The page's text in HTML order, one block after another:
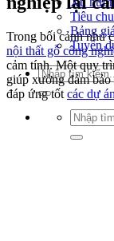
Tiêu
Bảng
Tuyển
Tìm
kiếm:
Tìm
kiếm:
Trong bối cảnh nhu
nội thất gỗ công
cảm tính. Một quy
giúp xưởng đảm
đáp ứng tốt các dự án